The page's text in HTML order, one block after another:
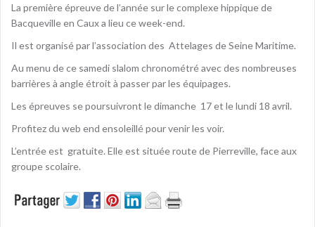
La première épreuve de l’année sur le complexe hippique de
Bacqueville en Caux a lieu ce week-end.
Il est organisé par l’association des Attelages de Seine Maritime.
Au menu de ce samedi slalom chronométré avec des nombreuses
barrières à angle étroit à passer par les équipages.
Les épreuves se poursuivront le dimanche 17 et le lundi 18 avril.
Profitez du web end ensoleillé pour venir les voir.
L’entrée est gratuite. Elle est située route de Pierreville, face aux
groupe scolaire.